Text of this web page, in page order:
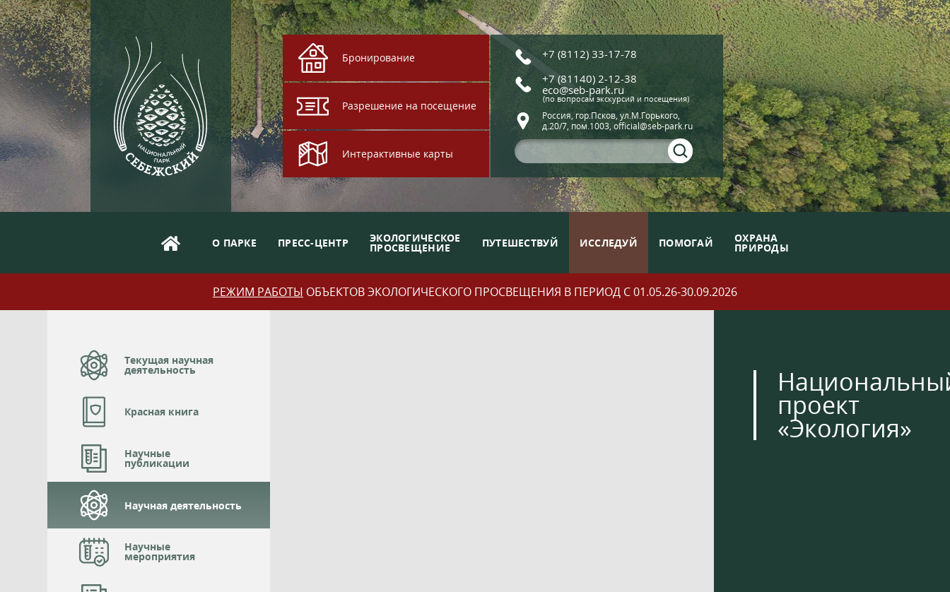
Бронирование
Разрешение на посещение
Интерактивные карты
+7 (8112) 33-17-78
+7 (81140) 2-12-38
eco@seb-park.ru
(по вопросам экскурсий и посещения)
Россия, гор.Псков, ул.М.Горького,
д.20/7, пом.1003, official@seb-park.ru
О ПАРКЕ ПРЕСС-ЦЕНТР ЭКОЛОГИЧЕСКОЕ
ПРОСВЕЩЕНИЕ ПУТЕШЕСТВУЙ ИССЛЕДУЙ ПОМОГАЙ ОХРАНА
ПРИРОДЫ
РЕЖИМ РАБОТЫ ОБЪЕКТОВ ЭКОЛОГИЧЕСКОГО ПРОСВЕЩЕНИЯ В ПЕРИОД С 01.05.26-30.09.2026
Текущая научная
деятельность
Красная книга
Научные
публикации
Научная деятельность
Научные
мероприятия
проект
«Экология»